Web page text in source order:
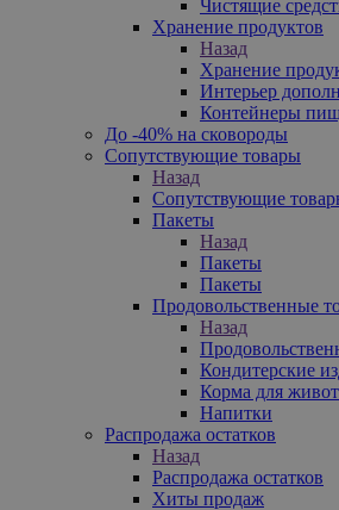
Чистящие
Хранение продуктов
Назад
Хранение
Интерьер
Контейнеры
До -40% на сковороды
Сопутствующие товары
Назад
Сопутствующие
Пакеты
Назад
Пакеты
Пакеты
Продовольственные
Назад
Кондитерские
Корма для
Напитки
Распродажа остатков
Назад
Распродажа остатков
Хиты продаж